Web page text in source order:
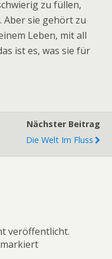
zu füllen,
Aber sie gehört zu
Leben, mit all
ist es, was sie für
Nächster Beitrag
Die Welt Im Fluss
veröffentlicht.
markiert